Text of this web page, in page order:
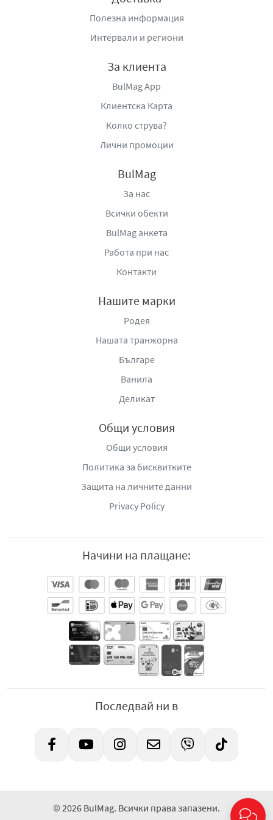
„Луи Айер“ №36, тел.: +359 2 962 50 76, e-mail:
Полезна информация
Интервали и региони
За клиента
BulMag App
Клиентска Карта
Колко струва?
Лични промоции
BulMag
За нас
Всички обекти
BulMag анкета
Работа при нас
Контакти
Нашите марки
Родея
Нашата транжорна
Българе
Ванила
Деликат
Общи условия
Общи условия
Политика за бисквитките
Защита на личните данни
Privacy Policy
Начини на плащане:
Последвай ни в
© 2026 BulMag. Всички права запазени.